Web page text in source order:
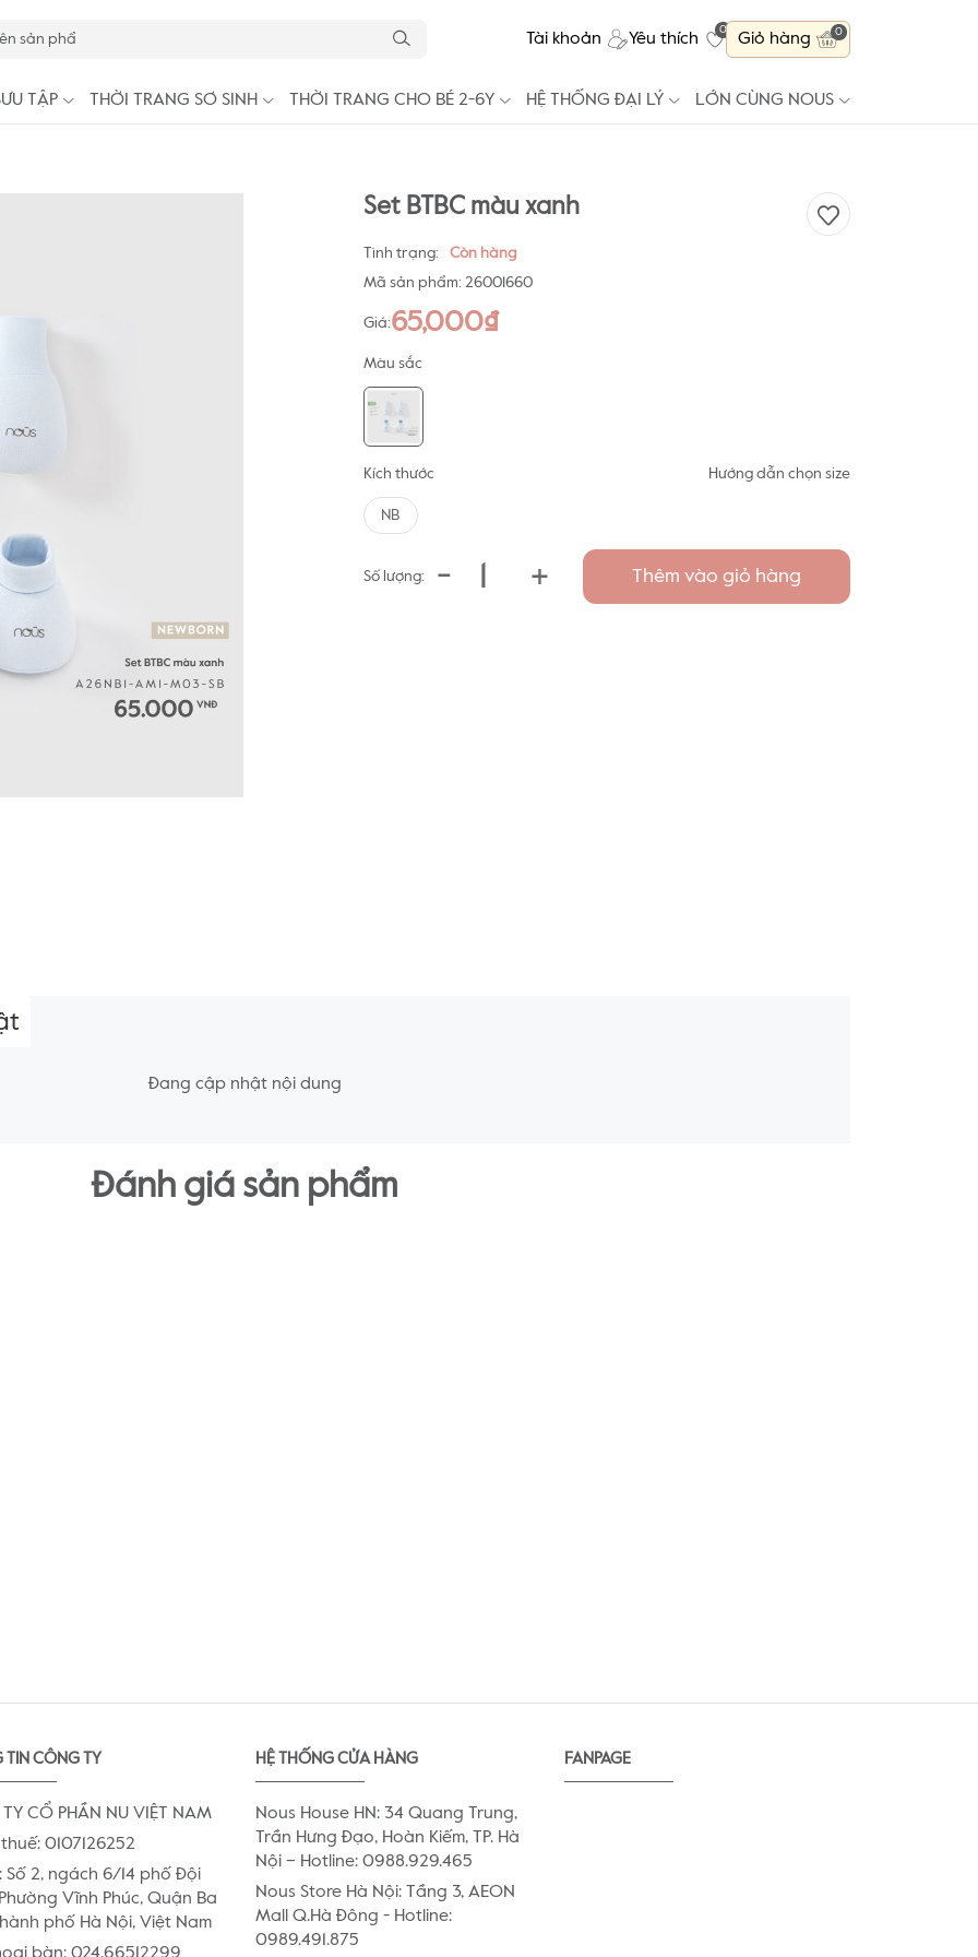
Tài khoản Yêu thích
0
Giỏ hàng 0
TẬP THỜI TRANG SƠ SINH THỜI TRANG CHO BÉ 2-6Y HỆ THỐNG ĐẠI LÝ LỚN CÙNG NOUS
Set BTBC màu xanh
Tình trạng:
Còn hàng
Mã sản phẩm: 26001660
Giá:65,000₫
Màu sắc
Kích thước Hướng dẫn chọn size
NB
Số lượng: - + Thêm vào giỏ hàng
Đang cập nhật nội dung
Đánh giá sản phẩm
TIN CÔNG TY
CỔ PHẦN NU VIỆT NAM
0107126252
Số 2, ngách 6/14 phố Đội
Vĩnh Phúc, Quận Ba
phố Hà Nội, Việt Nam
HỆ THỐNG CỬA HÀNG
Nous House HN: 34 Quang Trung,
Trần Hưng Đạo, Hoàn Kiếm, TP. Hà
Nội – Hotline: 0988.929.465
Nous Store Hà Nội: Tầng 3, AEON
Mall Q.Hà Đông - Hotline:
0989.491.875
FANPAGE